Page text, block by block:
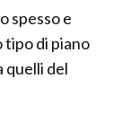
spesso e
di piano
quelli del